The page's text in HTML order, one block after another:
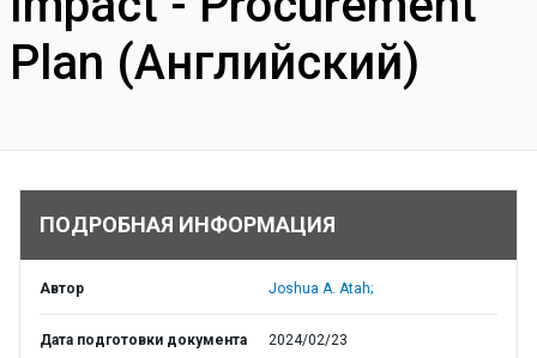
Plan (Английский)
ПОДРОБНАЯ ИНФОРМАЦИЯ
Автор Joshua A. Atah;
Дата подготовки документа 2024/02/23